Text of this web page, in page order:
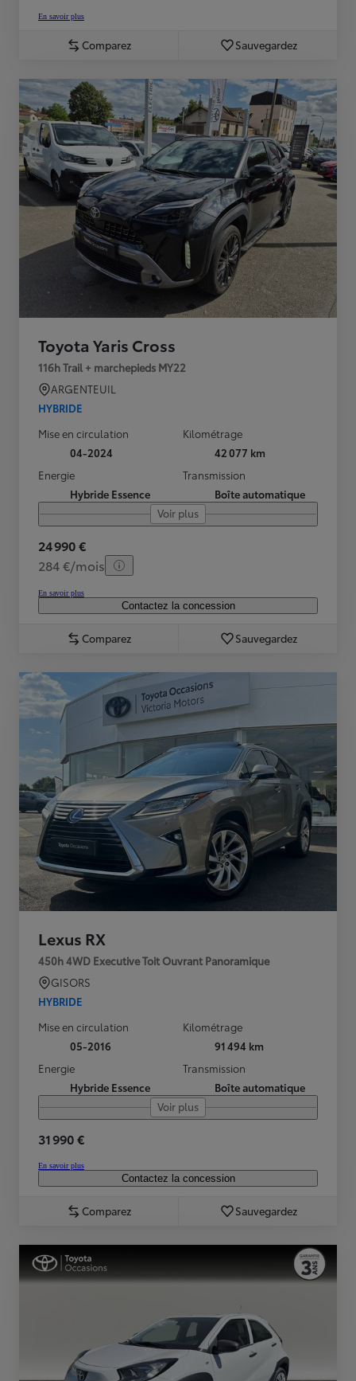
En savoir plus
Comparez Sauvegardez
Toyota Yaris Cross
116h Trail + marchepieds MY22
ARGENTEUIL
HYBRIDE
Mise en circulation
04-2024
Kilométrage
42 077 km
Energie
Hybride Essence
Transmission
Boîte automatique
Voir plus
24 990 €
284 €/mois
En savoir plus
Contactez la concession
Comparez Sauvegardez
Lexus RX
450h 4WD Executive Toit Ouvrant Panoramique
GISORS
HYBRIDE
Mise en circulation
05-2016
Kilométrage
91 494 km
Energie
Hybride Essence
Transmission
Boîte automatique
Voir plus
31 990 €
En savoir plus
Contactez la concession
Comparez Sauvegardez